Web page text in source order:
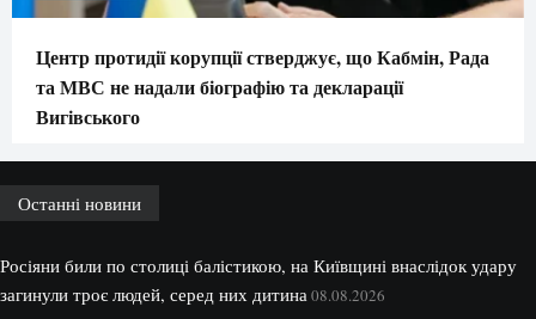
Центр протидії корупції стверджує, що Кабмін, Рада
та МВС не надали біографію та декларації
Вигівського
Останні новини
Росіяни били по столиці балістикою, на Київщині внаслідок удару
загинули троє людей, серед них дитина 08.08.2026